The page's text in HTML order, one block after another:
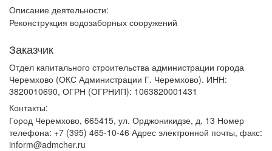
Описание деятельности:
Реконструкция водозаборных сооружений
Заказчик
Отдел капитального строительства администрации города
Черемхово (ОКС Администрации Г. Черемхово). ИНН:
3820010690, ОГРН (ОГРНИП): 1063820001431
Контакты:
Город Черемхово, 665415, ул. Орджоникидзе, д. 13 Номер
телефона: +7 (395) 465-10-46 Адрес электронной почты, факс:
inform@admcher.ru